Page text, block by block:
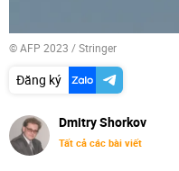
© AFP 2023 / Stringer
Đăng ký
Dmitry Shorkov
Tất cả các bài viết